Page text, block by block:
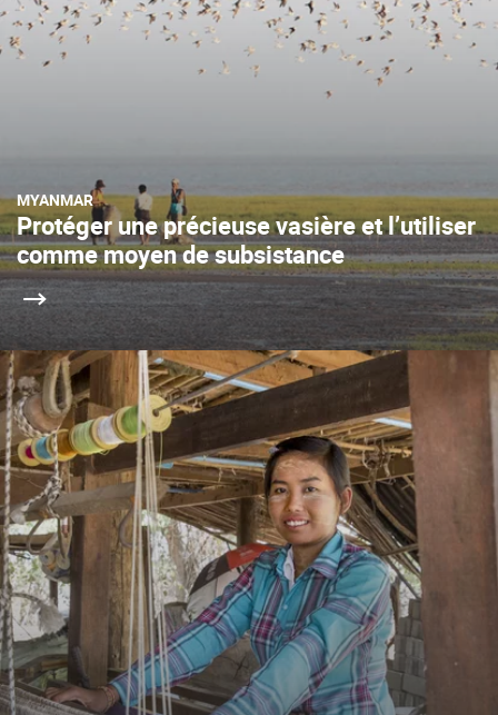
MYANMAR
Protéger une précieuse vasière et l’utiliser
comme moyen de subsistance